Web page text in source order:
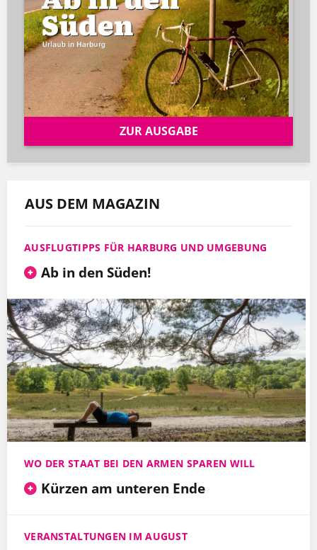
ZUR AUSGABE
AUS DEM MAGAZIN
AUSFLUGTIPPS FÜR HARBURG UND UMGEBUNG
Ab in den Süden!
WO DER STAAT BEI DEN ARMEN SPAREN WILL
Kürzen am unteren Ende
VERANSTALTUNGEN IM AUGUST